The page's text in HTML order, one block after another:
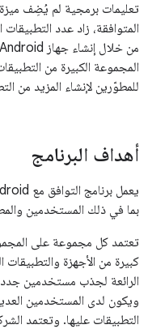
تعليمات برمجية لم يُضِف ميزة
المتوافقة، زاد عدد
للمطوّرين لإنشاء المزيد من
أهداف البرنامج
بما في ذلك المستخدمين
تعتمد كل مجموعة على
كبيرة من الأجهزة والتطبيقات
الرائعة لجذب مستخدمين جدد
ويكون لدى المستخدمين
التطبيقات عليها. وتعتمد